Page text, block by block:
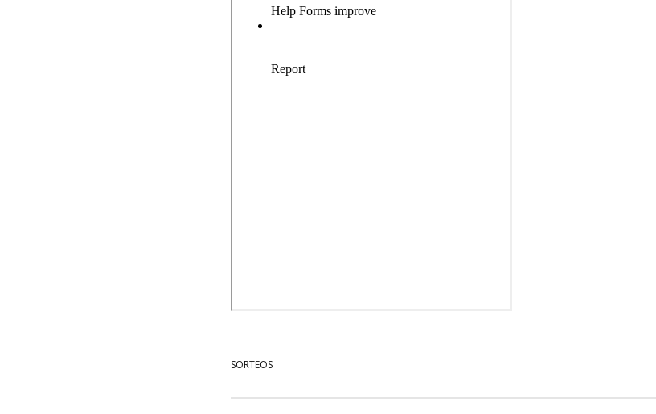
SORTEOS